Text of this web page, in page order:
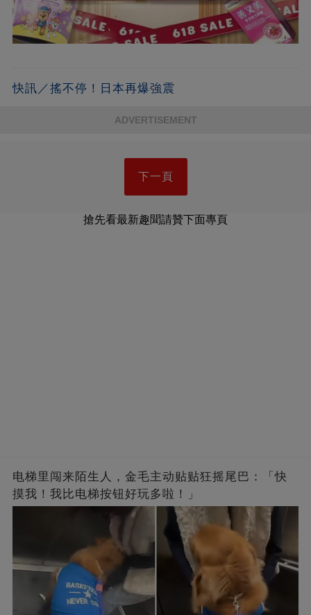
快訊／搖不停！日本再爆強震
ADVERTISEMENT
下一頁
搶先看最新趣聞請贊下面專頁
电梯里闯来陌生人，金毛主动贴贴狂摇尾巴：「快
摸我！我比电梯按钮好玩多啦！」